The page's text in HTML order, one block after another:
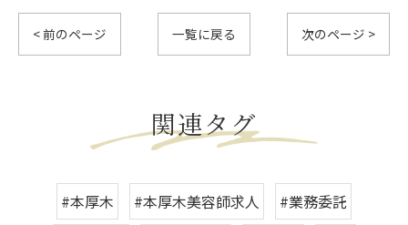
< 前のページ 一覧に戻る 次のページ >
関連タグ
#本厚木 #本厚木美容師求人
#業務委託